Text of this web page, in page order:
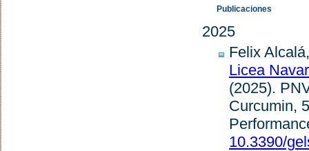
Publicaciones
2025
Felix
Licea
(2025).
Curcumin,
10.3390/